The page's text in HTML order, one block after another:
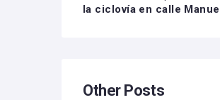
la ciclovía en calle
Other Posts